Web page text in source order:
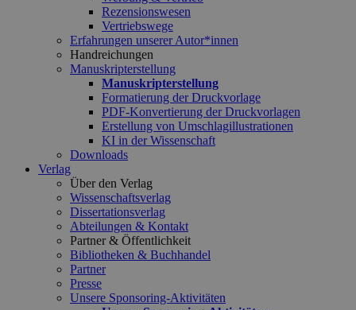
Rezensionswesen
Vertriebswege
Erfahrungen unserer Autor*innen
Handreichungen
Manuskripterstellung
Manuskripterstellung
Formatierung der Druckvorlage
PDF-Konvertierung der Druckvorlagen
Erstellung von Umschlagillustrationen
KI in der Wissenschaft
Downloads
Verlag
Über den Verlag
Wissenschaftsverlag
Dissertationsverlag
Abteilungen & Kontakt
Partner & Öffentlichkeit
Bibliotheken & Buchhandel
Partner
Presse
Unsere Sponsoring-Aktivitäten